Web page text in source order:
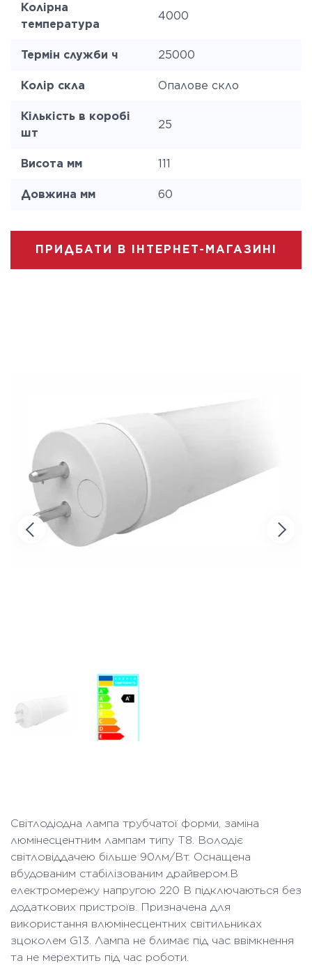
Колірна
температура
4000
Термін служби ч 25000
Колір скла Опалове скло
Кількість в коробі
шт
25
Висота мм 111
Довжина мм 60
ПРИДБАТИ В ІНТЕРНЕТ-МАГАЗИНІ
Світлодіодна лампа трубчатої форми, заміна
люмінесцентним лампам типу Т8. Володіє
світловіддачею більше 90лм/Вт. Оснащена
вбудованим стабілізованим драйвером.В
електромережу напругою 220 В підключаються без
додаткових пристроїв. Призначена для
використання влюмінесцентних світильниках
зцоколем G13. Лампа не блимає під час ввімкнення
та не мерехтить під час роботи.